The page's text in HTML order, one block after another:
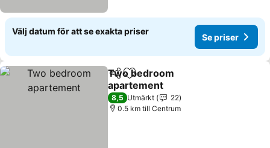
Välj datum för att se exakta priser
Se priser
Dela Lägg till i Mina Favoriter
Two bedroom
apartement
8,5 Utmärkt
22
0.5 km till Centrum